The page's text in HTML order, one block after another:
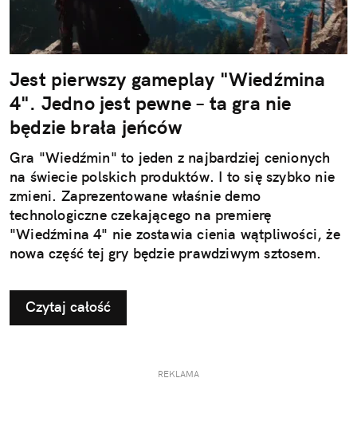
Jest pierwszy gameplay "Wiedźmina
4". Jedno jest pewne – ta gra nie
będzie brała jeńców
Gra "Wiedźmin" to jeden z najbardziej cenionych
na świecie polskich produktów. I to się szybko nie
zmieni. Zaprezentowane właśnie demo
technologiczne czekającego na premierę
"Wiedźmina 4" nie zostawia cienia wątpliwości, że
nowa część tej gry będzie prawdziwym sztosem.
Czytaj całość
REKLAMA